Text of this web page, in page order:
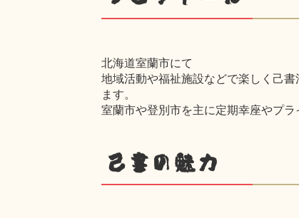
北海道室蘭市にて
地域活動や福祉施設などで楽しく己
ます。
室蘭市や登別市を主に定期幸座やプラ
己書の魅力